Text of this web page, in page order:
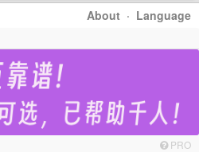
About · Language
PRO